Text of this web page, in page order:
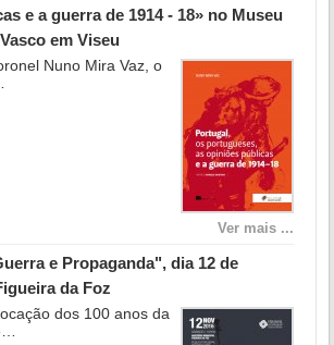
e a guerra de 1914 - 18» no Museu
em Viseu
Nuno Mira Vaz, o
Ver mais ...
e Propaganda", dia 12 de
da Foz
dos 100 anos da